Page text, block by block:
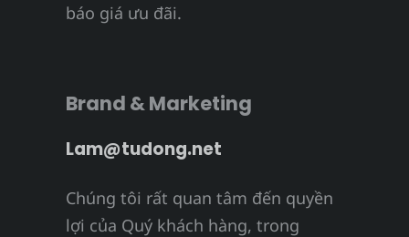
báo giá ưu đãi.
Brand & Marketing
Lam@tudong.net
Chúng tôi rất quan tâm đến quyền
lợi của Quý khách hàng, trong